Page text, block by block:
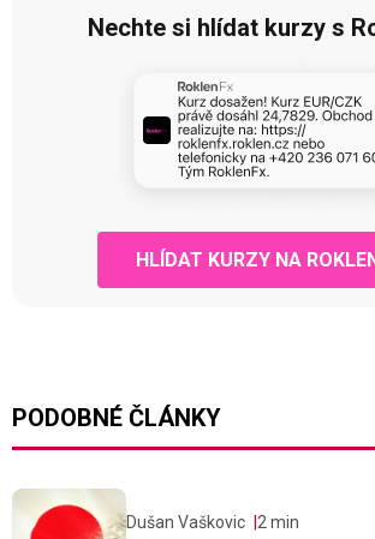
Nechte si hlídat kurzy s
HLÍDAT KURZY NA
PODOBNÉ ČLÁNKY
Dušan Vaškovic 2 min